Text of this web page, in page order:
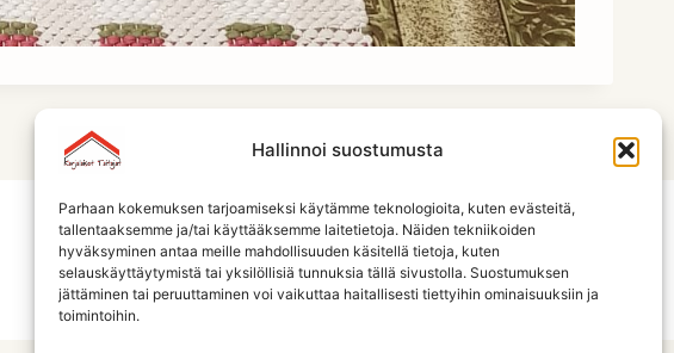
Hallinnoi suostumusta
Parhaan kokemuksen tarjoamiseksi käytämme teknologioita, kuten evästeitä,
tallentaaksemme ja/tai käyttääksemme laitetietoja. Näiden tekniikoiden
hyväksyminen antaa meille mahdollisuuden käsitellä tietoja, kuten
selauskäyttäytymistä tai yksilöllisiä tunnuksia tällä sivustolla. Suostumuksen
jättäminen tai peruuttaminen voi vaikuttaa haitallisesti tiettyihin ominaisuuksiin ja
toimintoihin.
Etusivu Jäsenistö
Jäsenyys ja säännöt
Tietosuojaseloste